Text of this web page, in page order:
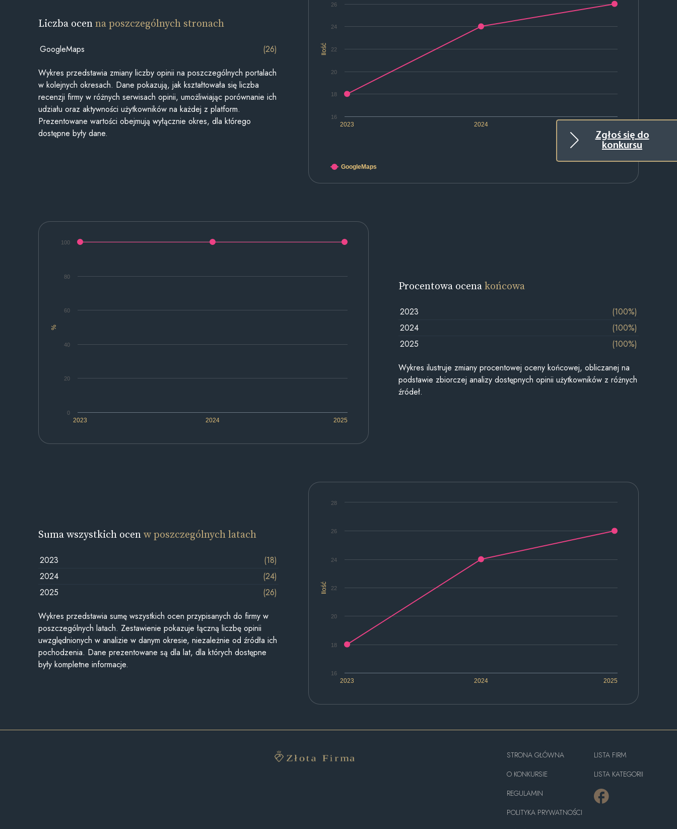
Zgłoś się do
konkursu
Ilość
2023 2024
16
18
20
22
24
26
GoogleMaps
Liczba ocenna poszczególnych stronach
GoogleMaps (26)
Wykres przedstawia zmiany liczby opinii na poszczególnych portalach
w kolejnych okresach. Dane pokazują, jak kształtowała się liczba
recenzji firmy w różnych serwisach opinii, umożliwiając porównanie ich
udziału oraz aktywności użytkowników na każdej z platform.
Prezentowane wartości obejmują wyłącznie okres, dla którego
dostępne były dane.
%
2023 2024 2025
0
20
40
60
80
100
Procentowa ocenakońcowa
2023
(100%)
2024
(100%)
2025
(100%)
Wykres ilustruje zmiany procentowej oceny końcowej, obliczanej na
podstawie zbiorczej analizy dostępnych opinii użytkowników z różnych
źródeł.
Ilość
2023 2024 2025
16
18
20
22
24
26
28
Suma wszystkich ocenw poszczególnych latach
2023
(18)
2024
(24)
2025
(26)
Wykres przedstawia sumę wszystkich ocen przypisanych do firmy w
poszczególnych latach. Zestawienie pokazuje łączną liczbę opinii
uwzględnionych w analizie w danym okresie, niezależnie od źródła ich
pochodzenia. Dane prezentowane są dla lat, dla których dostępne
były kompletne informacje.
STRONA GŁÓWNA
O KONKURSIE
REGULAMIN
POLITYKA PRYWATNOŚCI
LISTA FIRM
LISTA KATEGORII